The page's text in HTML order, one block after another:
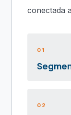
conectada
01
02